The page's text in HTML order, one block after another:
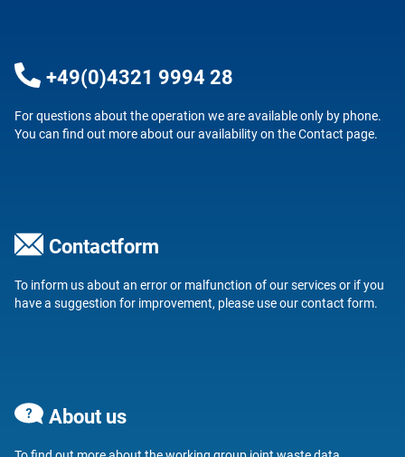
+49(0)4321 9994 28
For questions about the operation we are available only by phone.
You can find out more about our availability on theContact page.
Contactform
To inform us about an error or malfunction of our services or if you
have a suggestion for improvement, please use ourcontact form.
About us